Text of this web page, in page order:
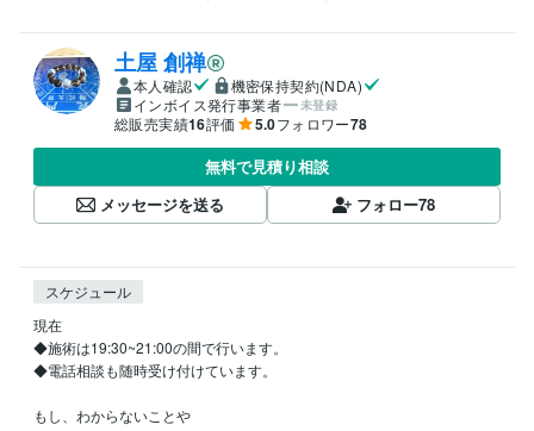
土屋 創禅
本人確認
機密保持契約(NDA)
インボイス発行事業者
未登録
総販売実績16評価 5.0フォロワー78
無料で見積り相談
メッセージを送る
フォロー78
スケジュール
現在
◆施術は19:30~21:00の間で行います。
◆電話相談も随時受け付けています。
もし、わからないことや